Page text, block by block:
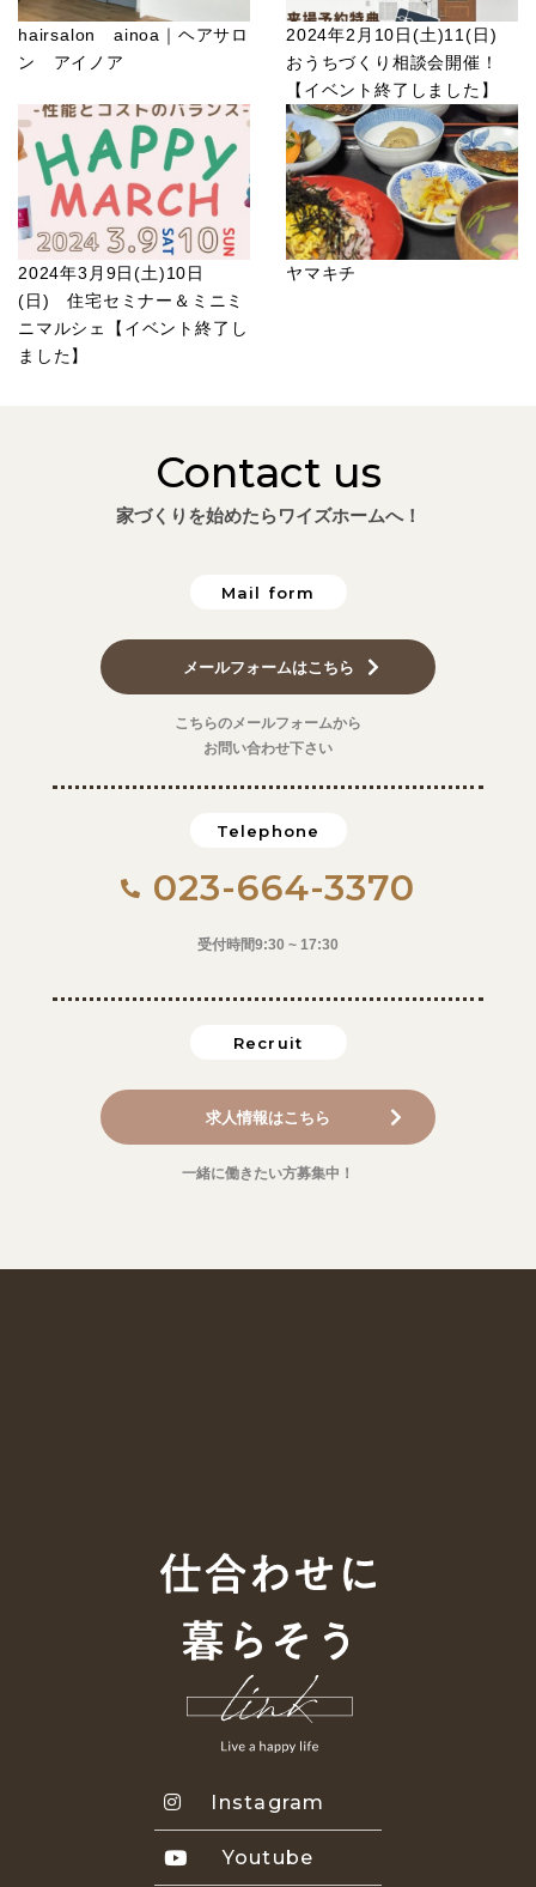
hairsalon ainoa｜ヘアサロ
ン アイノア
2024年2月10日(土)11(日)
おうちづくり相談会開催！
【イベント終了しました】
2024年3月9日(土)10日
(日) 住宅セミナー＆ミニミ
ニマルシェ【イベント終了し
ました】
ヤマキチ
Contact us
家づくりを始めたらワイズホームへ！
Mail form
メールフォームはこちら
こちらのメールフォームから
お問い合わせ下さい
Telephone
023-664-3370
受付時間9:30 ~ 17:30
Recruit
求人情報はこちら
一緒に働きたい方募集中！
Instagram
Youtube